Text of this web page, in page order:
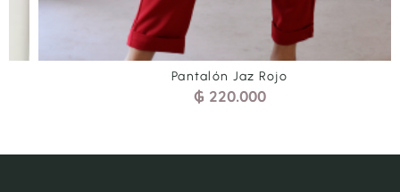
Pantalón Jaz Rojo
220.000